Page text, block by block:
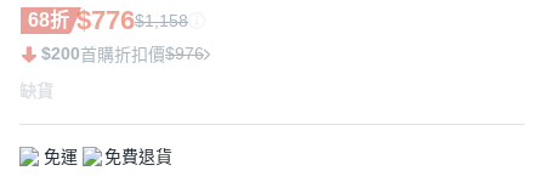
68折 $776$1,158
$200首購折扣價$976
缺貨
免運 免費退貨